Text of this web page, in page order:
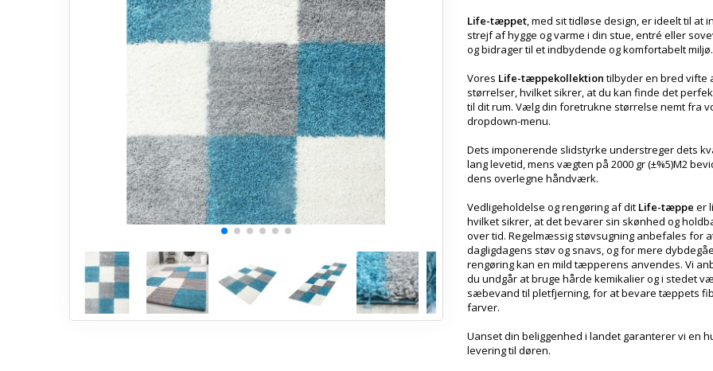
Life-tæppet, med sit tidløse design, er ideelt til at
strejf af hygge og varme i din stue, entré eller
og bidrager til et indbydende og komfortabelt miljø.
Vores Life-tæppekollektion tilbyder en bred vifte
størrelser, hvilket sikrer, at du kan finde det
til dit rum. Vælg din foretrukne størrelse nemt fra
dropdown-menu.
Dets imponerende slidstyrke understreger dets
lang levetid, mens vægten på 2000 gr (±%5)M2
dens overlegne håndværk.
Vedligeholdelse og rengøring af dit Life-tæppe er
hvilket sikrer, at det bevarer sin skønhed og
over tid. Regelmæssig støvsugning anbefales for
dagligdagens støv og snavs, og for mere
rengøring kan en mild tæpperens anvendes. Vi
du undgår at bruge hårde kemikalier og i stedet
sæbevand til pletfjerning, for at bevare tæppets
farver.
Uanset din beliggenhed i landet garanterer vi en
levering til døren.